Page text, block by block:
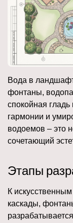
Вода в
фонтаны,
спокойная
гармонии и
водоемов – это
сочетающий
Этапы
К
каскады,